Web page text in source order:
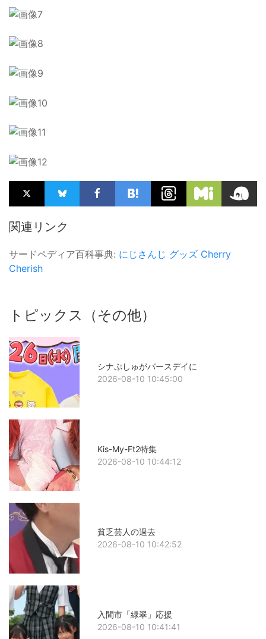
関連リンク
サードペディア百科事典: にじさんじ グッズ Cherry
Cherish
トピックス（その他）
シナぷしゅがバースデイに
2026-08-10 10:45:00
Kis-My-Ft2特集
2026-08-10 10:44:12
貧乏芸人の過去
2026-08-10 10:42:52
入間市「緑翠」応援
2026-08-10 10:41:41